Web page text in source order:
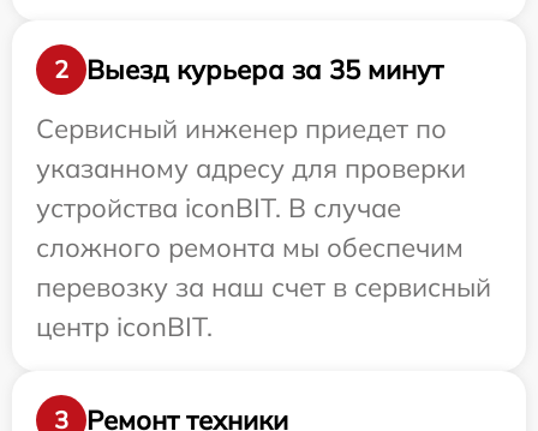
2
Выезд курьера за 35 минут
Сервисный инженер приедет по
указанному адресу для проверки
устройства iconBIT. В случае
сложного ремонта мы обеспечим
перевозку за наш счет в сервисный
центр iconBIT.
3 Ремонт техники